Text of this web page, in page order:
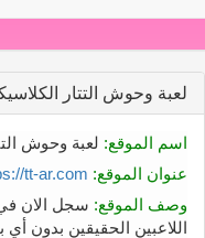
لعبة وحوش التتار
اسم الموقع: لعبة وحوش
عنوان الموقع: tt-ar.com
وصف الموقع:
اللاعبين الحقيقين بدون أي